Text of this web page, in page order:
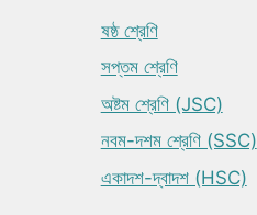
ষষ্ঠ শ্রেণি
সপ্তম শ্রেণি
অষ্টম শ্রেণি (JSC)
নবম-দশম শ্রেণি (SSC)
একাদশ-দ্বাদশ (HSC)